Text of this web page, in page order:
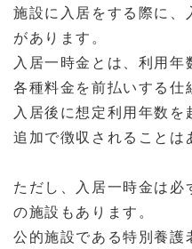
施設に入居をする際に、
があります。
入居一時金とは、利用
各種料金を前払いする仕
入居後に想定利用年数を
追加で徴収されることは
ただし、入居一時金は
の施設もあります。
公的施設である特別養護